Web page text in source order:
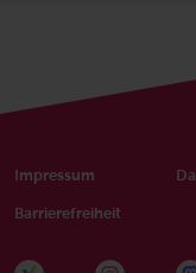
Impressum
Barrierefreiheit